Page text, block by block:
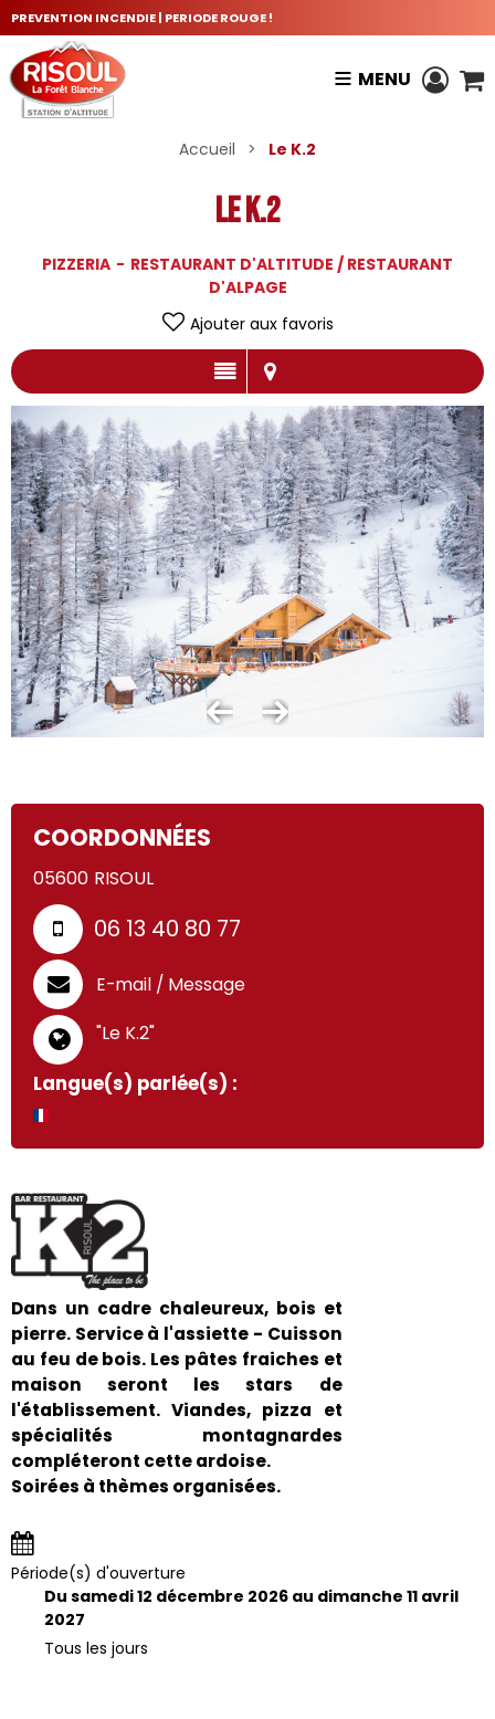
PREVENTION INCENDIE | PERIODE ROUGE !
MENU
Accueil > Le K.2
Le K.2
PIZZERIA
RESTAURANT D'ALTITUDE / RESTAURANT
D'ALPAGE
Ajouter aux favoris
COORDONNÉES
05600 RISOUL
06 13 40 80 77
E-mail / Message
"Le K.2"
Langue(s) parlée(s) :
Dans un cadre chaleureux, bois et
pierre. Service à l'assiette - Cuisson
au feu de bois. Les pâtes fraiches et
maison seront les stars de
l'établissement. Viandes, pizza et
spécialités montagnardes
compléteront cette ardoise.
Soirées à thèmes organisées.
Période(s) d'ouverture
Du samedi 12 décembre 2026 au dimanche 11 avril
2027
Tous les jours